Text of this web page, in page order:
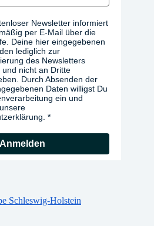
Newsletter informiert
per E-Mail über die
Deine hier eingegebenen
lediglich zur
des Newsletters
nicht an Dritte
Durch Absenden der
Daten willigst Du
ein und
Anmelden
Schleswig-Holstein